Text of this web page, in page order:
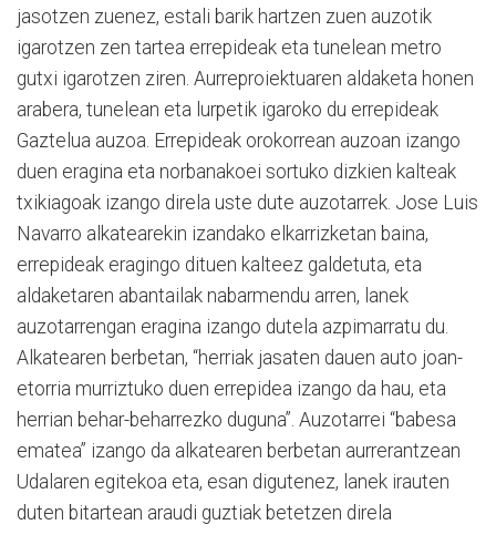
jasotzen zuenez, estali barik hartzen zuen auzotik
igarotzen zen tartea errepideak eta tunelean metro
gutxi igarotzen ziren. Aurreproiektuaren aldaketa honen
arabera, tunelean eta lurpetik igaroko du errepideak
Gaztelua auzoa. Errepideak orokorrean auzoan izango
duen eragina eta norbanakoei sortuko dizkien kalteak
txikiagoak izango direla uste dute auzotarrek. Jose Luis
Navarro alkatearekin izandako elkarrizketan baina,
errepideak eragingo dituen kalteez galdetuta, eta
aldaketaren abantailak nabarmendu arren, lanek
auzotarrengan eragina izango dutela azpimarratu du.
Alkatearen berbetan, “herriak jasaten dauen auto joan-
etorria murriztuko duen errepidea izango da hau, eta
herrian behar-beharrezko duguna”. Auzotarrei “babesa
ematea” izango da alkatearen berbetan aurrerantzean
Udalaren egitekoa eta, esan digutenez, lanek irauten
duten bitartean araudi guztiak betetzen direla